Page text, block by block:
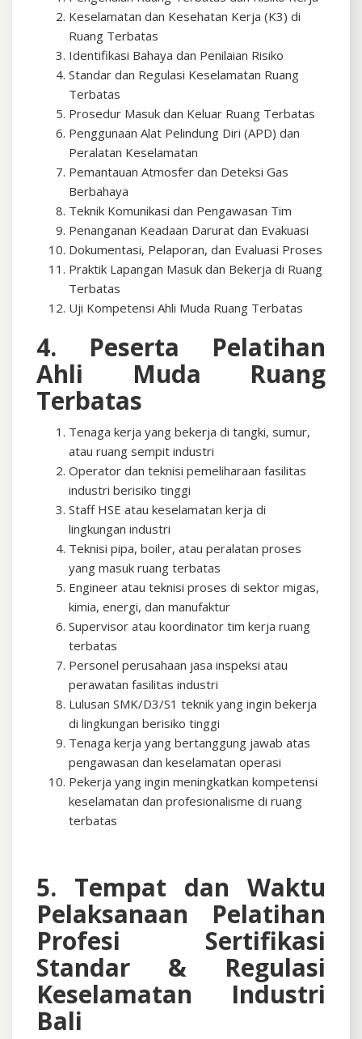
Keselamatan dan Kesehatan Kerja (K3) di
Ruang Terbatas
Identifikasi Bahaya dan Penilaian Risiko
Standar dan Regulasi Keselamatan Ruang
Terbatas
Prosedur Masuk dan Keluar Ruang Terbatas
Penggunaan Alat Pelindung Diri (APD) dan
Peralatan Keselamatan
Pemantauan Atmosfer dan Deteksi Gas
Berbahaya
Teknik Komunikasi dan Pengawasan Tim
Penanganan Keadaan Darurat dan Evakuasi
Dokumentasi, Pelaporan, dan Evaluasi Proses
Praktik Lapangan Masuk dan Bekerja di Ruang
Terbatas
Uji Kompetensi Ahli Muda Ruang Terbatas
4. Peserta Pelatihan
Ahli Muda Ruang
Terbatas
Tenaga kerja yang bekerja di tangki, sumur,
atau ruang sempit industri
Operator dan teknisi pemeliharaan fasilitas
industri berisiko tinggi
Staff HSE atau keselamatan kerja di
lingkungan industri
Teknisi pipa, boiler, atau peralatan proses
yang masuk ruang terbatas
Engineer atau teknisi proses di sektor migas,
kimia, energi, dan manufaktur
Supervisor atau koordinator tim kerja ruang
terbatas
Personel perusahaan jasa inspeksi atau
perawatan fasilitas industri
Lulusan SMK/D3/S1 teknik yang ingin bekerja
di lingkungan berisiko tinggi
Tenaga kerja yang bertanggung jawab atas
pengawasan dan keselamatan operasi
Pekerja yang ingin meningkatkan kompetensi
keselamatan dan profesionalisme di ruang
terbatas
5. Tempat dan Waktu
Pelaksanaan Pelatihan
Profesi Sertifikasi
Standar & Regulasi
Keselamatan Industri
Bali